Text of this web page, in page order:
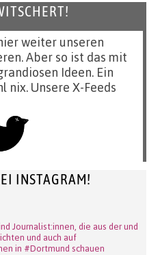
weiter unseren
Aber so ist das mit
Ideen. Ein
nix. Unsere X-Feeds
INSTAGRAM!
Journalist:innen, die aus der und
und auch auf
in #Dortmund schauen